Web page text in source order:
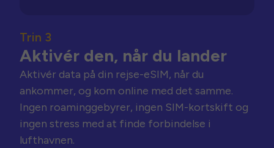
Trin 3
Aktivér den, når du lander
Aktivér data på din rejse-eSIM, når du
ankommer, og kom online med det samme.
Ingen roaminggebyrer, ingen SIM-kortskift og
ingen stress med at finde forbindelse i
lufthavnen.